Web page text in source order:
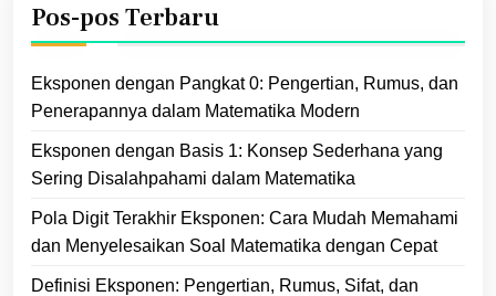
Pos-pos Terbaru
Eksponen dengan Pangkat 0: Pengertian, Rumus, dan
Penerapannya dalam Matematika Modern
Eksponen dengan Basis 1: Konsep Sederhana yang
Sering Disalahpahami dalam Matematika
Pola Digit Terakhir Eksponen: Cara Mudah Memahami
dan Menyelesaikan Soal Matematika dengan Cepat
Definisi Eksponen: Pengertian, Rumus, Sifat, dan